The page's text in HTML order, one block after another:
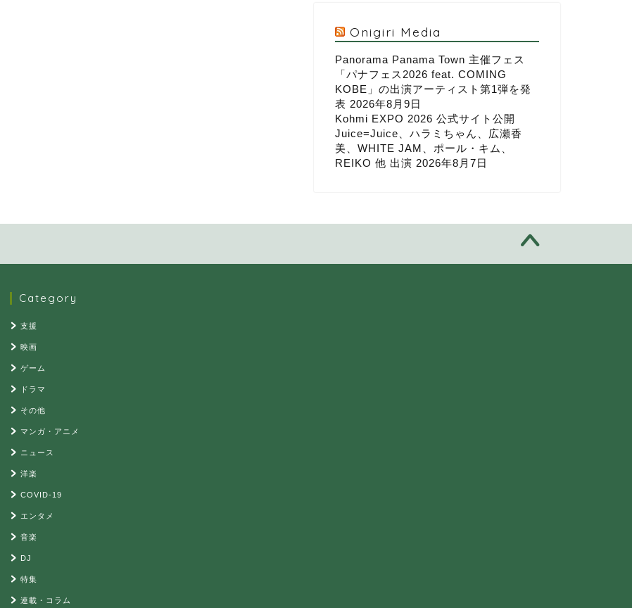
Onigiri Media
Panorama Panama Town 主催フェス
「パナフェス2026 feat. COMING
KOBE」の出演アーティスト第1弾を発
表 2026年8月9日
Kohmi EXPO 2026 公式サイト公開
Juice=Juice、ハラミちゃん、広瀬香
美、WHITE JAM、ポール・キム、
REIKO 他 出演 2026年8月7日
Category
支援
映画
ゲーム
ドラマ
その他
マンガ・アニメ
ニュース
洋楽
COVID-19
エンタメ
音楽
DJ
特集
連載・コラム